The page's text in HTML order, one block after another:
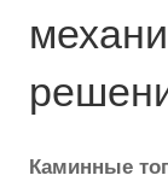
Каминные